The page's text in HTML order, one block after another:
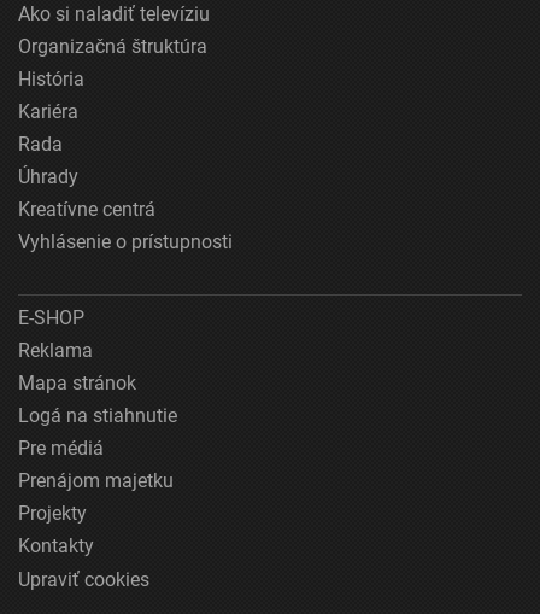
Ako si naladiť televíziu
Organizačná štruktúra
História
Kariéra
Rada
Úhrady
Kreatívne centrá
Vyhlásenie o prístupnosti
E-SHOP
Reklama
Mapa stránok
Logá na stiahnutie
Pre médiá
Prenájom majetku
Projekty
Kontakty
Upraviť cookies